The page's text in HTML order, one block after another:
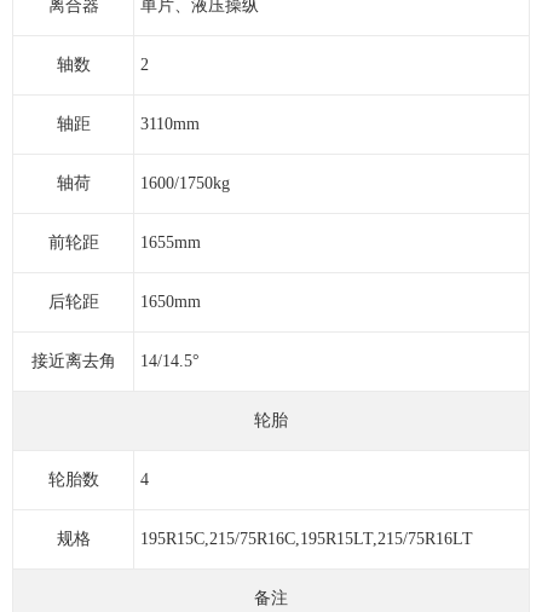
离合器 单片、液压操纵
轴数 2
轴距 3110mm
轴荷 1600/1750kg
前轮距 1655mm
后轮距 1650mm
接近离去角 14/14.5°
轮胎
轮胎数 4
规格 195R15C,215/75R16C,195R15LT,215/75R16LT
备注